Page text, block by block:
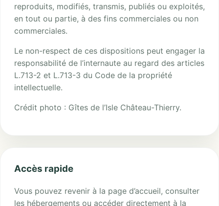
reproduits, modifiés, transmis, publiés ou exploités,
en tout ou partie, à des fins commerciales ou non
commerciales.
Le non-respect de ces dispositions peut engager la
responsabilité de l’internaute au regard des articles
L.713-2 et L.713-3 du Code de la propriété
intellectuelle.
Crédit photo : Gîtes de l’Isle Château-Thierry.
Accès rapide
Vous pouvez revenir à la page d’accueil, consulter
les hébergements ou accéder directement à la